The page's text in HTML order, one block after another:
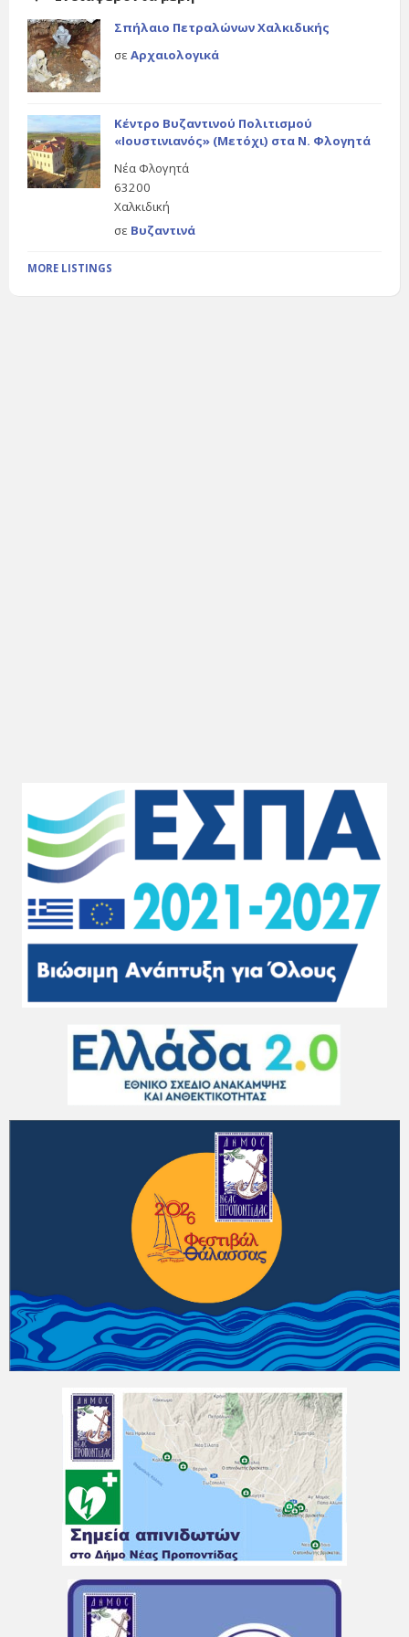
Σπήλαιο Πετραλώνων Χαλκιδικής
σε Αρχαιολογικά
Κέντρο Βυζαντινού Πολιτισμού
«Ιουστινιανός» (Μετόχι) στα Ν. Φλογητά
Νέα Φλογητά
63200
Χαλκιδική
σε Βυζαντινά
MORE LISTINGS